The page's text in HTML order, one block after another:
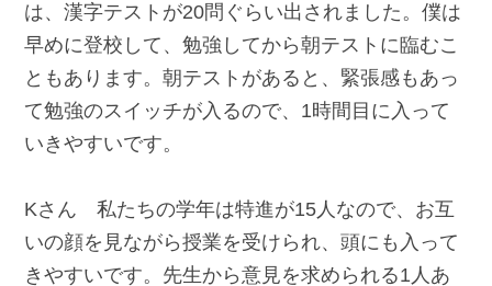
は、漢字テストが20問ぐらい出されました。僕は
早めに登校して、勉強してから朝テストに臨むこ
ともあります。朝テストがあると、緊張感もあっ
て勉強のスイッチが入るので、1時間目に入って
いきやすいです。
Kさん 私たちの学年は特進が15人なので、お互
いの顔を見ながら授業を受けられ、頭にも入って
きやすいです。先生から意見を求められる1人あ